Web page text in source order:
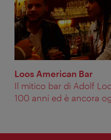
Loos American Bar
Il mitico bar di Adolf
100 anni ed è ancora